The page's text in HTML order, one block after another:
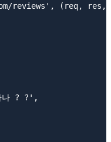
reviews', (req, res,
? ?',